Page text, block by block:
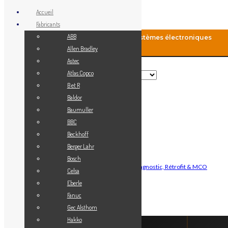
MCO-Automation: Fourniture de systèmes électroniques
industriels
Rechercher
Vendez votre matériel
Maintenance Automatisme Industriel — Diagnostic, Rétrofit & MCO
Accueil
Fabricants
ABB
Allen Bradley
Astec
Atlas Copco
B et R
Baldor
Baumuller
BBC
Beckhoff
Berger Lahr
Bosch
Celsa
Eberle
Fanuc
Gec Alsthom
Hakko